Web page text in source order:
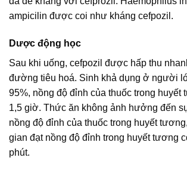
ampicilin được coi như kháng cefpozil.
Dược động học
Sau khi uống, cefpozil được hấp thu
đường tiêu hoá. Sinh khả dụng ở người
95%, nồng độ đỉnh của thuốc trong huyết
1,5 giờ. Thức ăn không ảnh hưởng đến
nồng độ đỉnh của thuốc trong huyết
gian đạt nồng độ đỉnh trong huyết tương
phút.